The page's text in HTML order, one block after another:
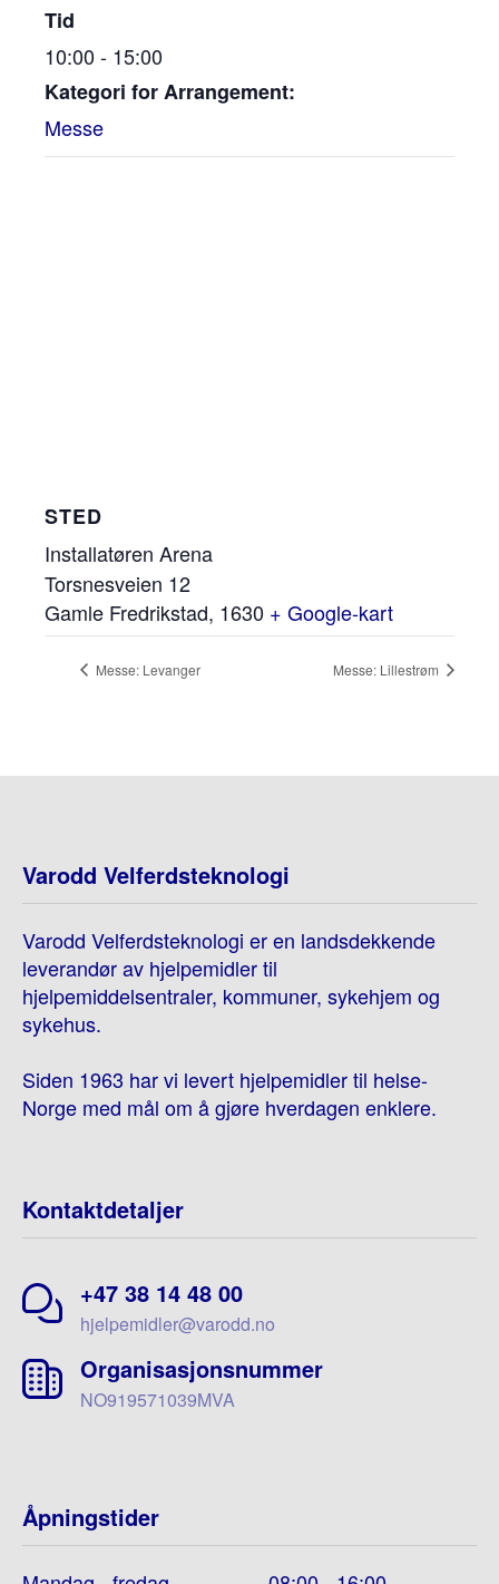
Tid
10:00 - 15:00
Kategori for Arrangement:
Messe
STED
Installatøren Arena
Torsnesveien 12
Gamle Fredrikstad, 1630 + Google-kart
Messe: Levanger Messe: Lillestrøm
Varodd Velferdsteknologi
Varodd Velferdsteknologi er en landsdekkende
leverandør av hjelpemidler til
hjelpemiddelsentraler, kommuner, sykehjem og
sykehus.
Siden 1963 har vi levert hjelpemidler til helse-
Norge med mål om å gjøre hverdagen enklere.
Kontaktdetaljer
+47 38 14 48 00
hjelpemidler@varodd.no
Organisasjonsnummer
NO919571039MVA
Åpningstider